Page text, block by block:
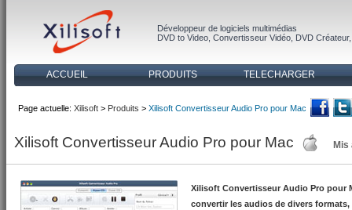
Développeur de logiciels multimédias
DVD to Video Convertisseur Vidéo DVD Créateur
ACCUEIL PRODUITS TELECHARGER
Page actuelle: Xilisoft > Produits > Xilisoft Convertisseur Audio Pro pour Mac
Xilisoft Convertisseur Audio Pro pour Mac Mis
Xilisoft Convertisseur Audio Pro pour
convertir les audios de divers